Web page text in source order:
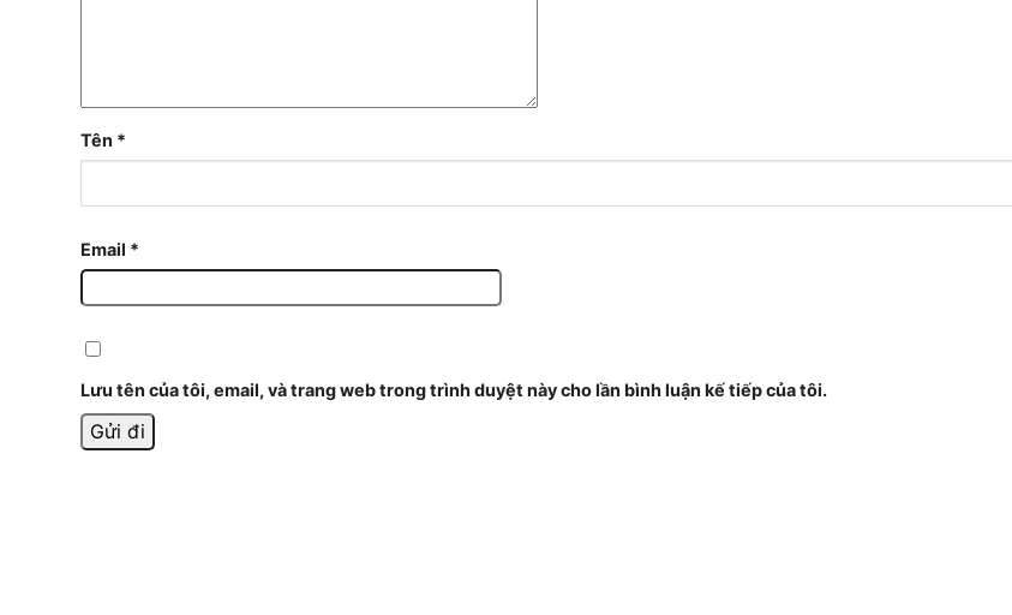
Tên *
Email *
Lưu tên của tôi, email, và trang web trong trình duyệt này cho lần bình luận kế tiếp của tôi.